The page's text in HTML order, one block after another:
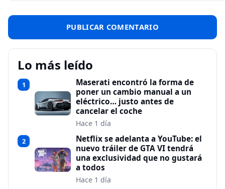
Lo más leído
1
Maserati encontró la forma de
poner un cambio manual a un
eléctrico… justo antes de
cancelar el coche
Hace 1 día
2
Netflix se adelanta a YouTube: el
nuevo tráiler de GTA VI tendrá
una exclusividad que no gustará
a todos
Hace 1 día